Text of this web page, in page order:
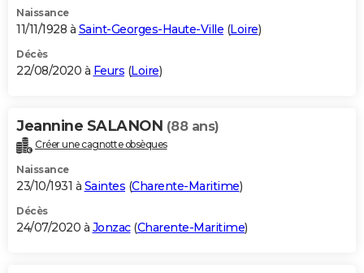
Naissance
11/11/1928 à Saint-Georges-Haute-Ville (Loire)
Décès
22/08/2020 à Feurs (Loire)
Jeannine SALANON (88 ans)
Créer une cagnotte obsèques
Naissance
23/10/1931 à Saintes (Charente-Maritime)
Décès
24/07/2020 à Jonzac(Charente-Maritime)